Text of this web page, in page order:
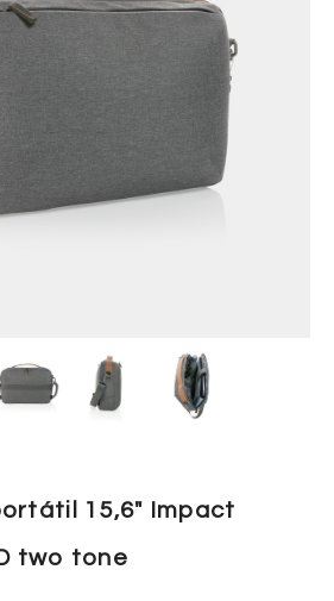
15,6″ Impact
two tone